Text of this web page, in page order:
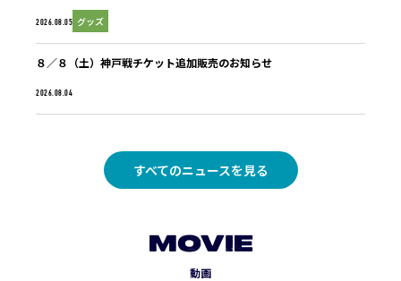
2026.08.05 グッズ
2026.08.04
８／８（土）神戸戦チケット追加販売のお知らせ
すべてのニュースを見る
MOVIE
動画